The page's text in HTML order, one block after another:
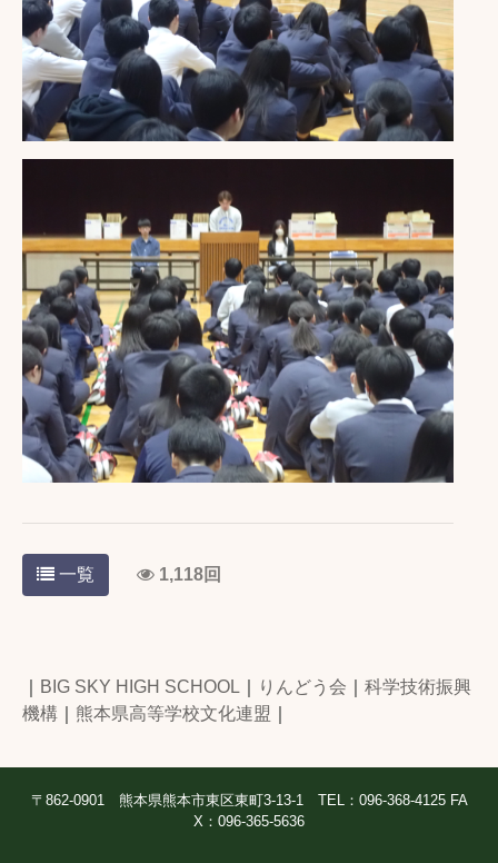
一覧 1,118回
BIG SKY HIGH SCHOOL りんどう会
科学技術振興
機構
熊本県高等学校文化連盟
〒862-0901 熊本県熊本市東区東町3-13-1 TEL：096-368-4125 FA
X：096-365-5636